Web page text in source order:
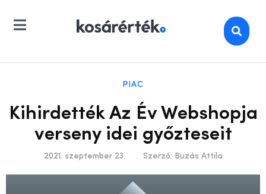
PIAC
Kihirdették Az Év Webshopja
verseny idei győzteseit
2021. szeptember 23. Szerző: Buzás Attila